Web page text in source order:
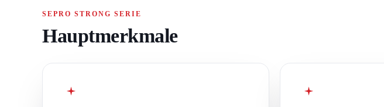
SEPRO STRONG SERIE
Hauptmerkmale